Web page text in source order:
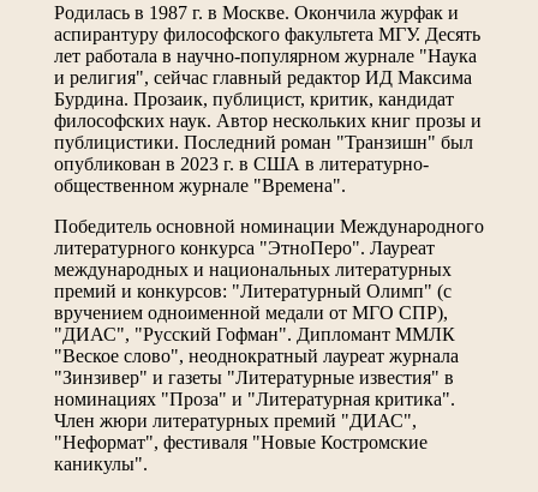
Родилась в 1987 г. в Москве. Окончила журфак и
аспирантуру философского факультета МГУ. Десять
лет работала в научно-популярном журнале "Наука
и религия", сейчас главный редактор ИД Максима
Бурдина. Прозаик, публицист, критик, кандидат
философских наук. Автор нескольких книг прозы и
публицистики. Последний роман "Транзишн" был
опубликован в 2023 г. в США в литературно-
общественном журнале "Времена".
Победитель основной номинации Международного
литературного конкурса "ЭтноПеро". Лауреат
международных и национальных литературных
премий и конкурсов: "Литературный Олимп" (с
вручением одноименной медали от МГО СПР),
"ДИАС", "Русский Гофман". Дипломант ММЛК
"Веское слово", неоднократный лауреат журнала
"Зинзивер" и газеты "Литературные известия" в
номинациях "Проза" и "Литературная критика".
Член жюри литературных премий "ДИАС",
"Неформат", фестиваля "Новые Костромские
каникулы".